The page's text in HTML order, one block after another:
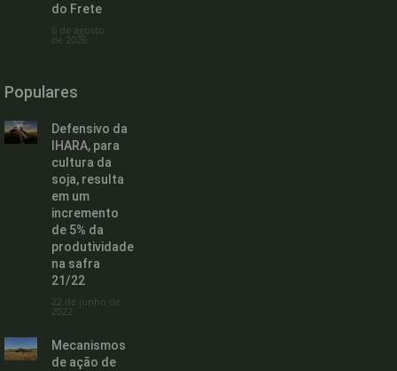
do Frete
6 de agosto
de 2026
Populares
Defensivo da
IHARA, para
cultura da
soja, resulta
em um
incremento
de 5% da
produtividade
na safra
21/22
22 de junho de
2022
Mecanismos
de ação de